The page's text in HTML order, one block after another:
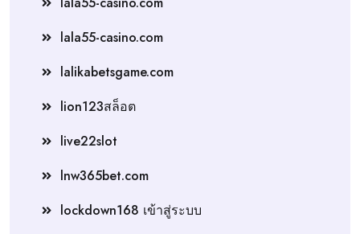
lala55-casino.com
lalikabetsgame.com
lion123สล็อต
live22slot
lnw365bet.com
lockdown168 เข้าสู่ระบบ